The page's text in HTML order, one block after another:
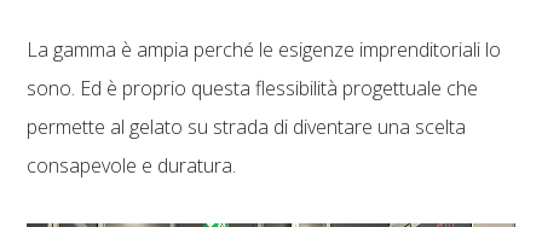
La gamma è ampia perché le esigenze imprenditoriali lo
sono. Ed è proprio questa flessibilità progettuale che
permette al gelato su strada di diventare una scelta
consapevole e duratura.